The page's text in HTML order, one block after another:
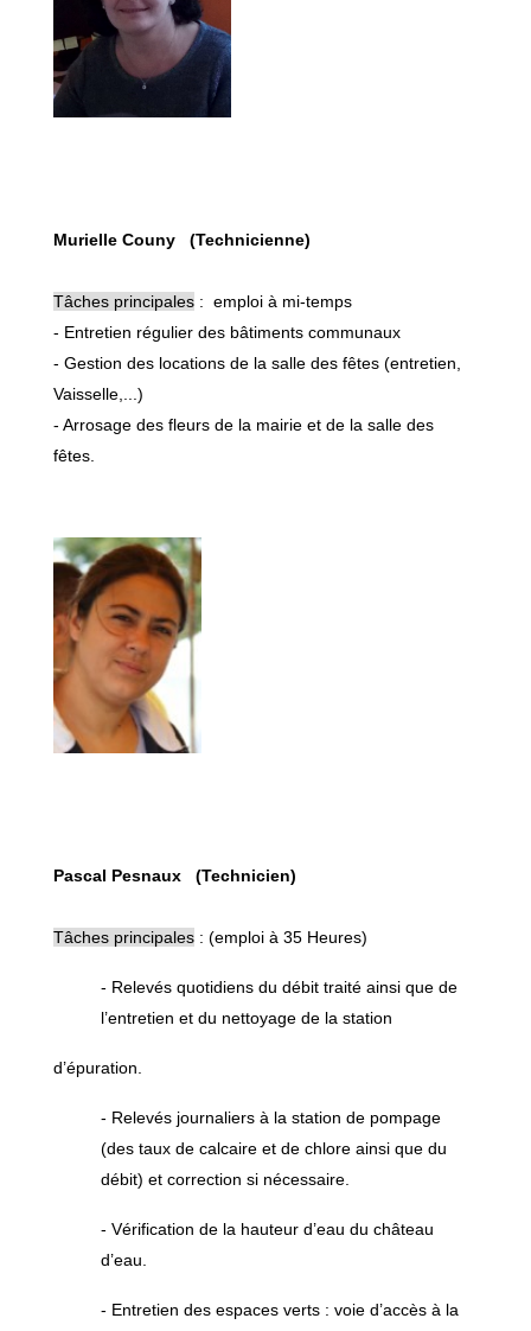
Murielle Couny (Technicienne)
Tâches principales : emploi à mi-temps
- Entretien régulier des bâtiments communaux
- Gestion des locations de la salle des fêtes (entretien,
Vaisselle,...)
- Arrosage des fleurs de la mairie et de la salle des
fêtes.
Pascal Pesnaux (Technicien)
Tâches principales : (emploi à 35 Heures)
- Relevés quotidiens du débit traité ainsi que de
l’entretien et du nettoyage de la station
d’épuration.
- Relevés journaliers à la station de pompage
(des taux de calcaire et de chlore ainsi que du
débit) et correction si nécessaire.
- Vérification de la hauteur d’eau du château
d’eau.
- Entretien des espaces verts : voie d’accès à la